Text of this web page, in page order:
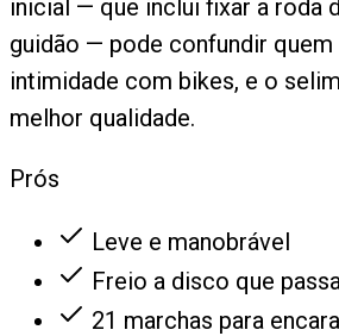
inicial — que inclui fixar a roda
guidão — pode confundir quem
intimidade com bikes, e o
melhor qualidade.
Prós
Leve e manobrável
Freio a disco que
21 marchas para